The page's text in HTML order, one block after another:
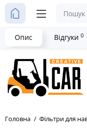
Головна Фільтри для
Опис Відгуки 0